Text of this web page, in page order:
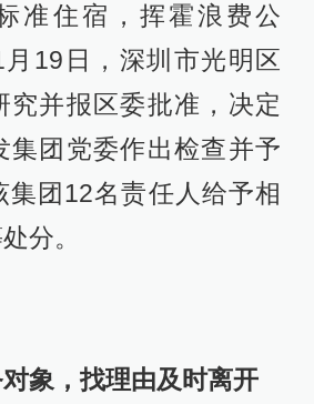
准住宿，挥霍浪费公
19日，深圳市光明区
究并报区委批准，决定
集团党委作出检查并予
集团12名责任人给予相
分。
象，找理由及时离开